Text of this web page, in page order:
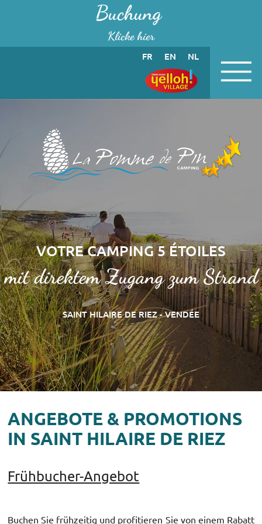
Buchung
Klicke hier
FR EN NL
VOTRE CAMPING 5 ÉTOILES
mit direktem Zugang zum Strand
SAINT HILAIRE DE RIEZ - VENDÉE
ANGEBOTE & PROMOTIONS
IN SAINT HILAIRE DE RIEZ
Frühbucher-Angebot
Buchen Sie frühzeitig und profitieren Sie von einem Rabatt